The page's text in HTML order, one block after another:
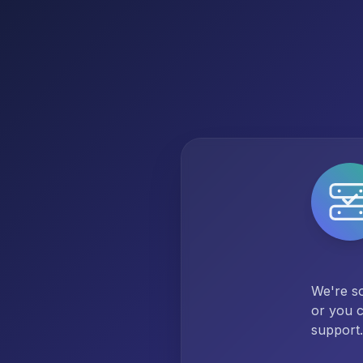
We're
or you
support.